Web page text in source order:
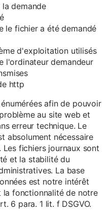
demande
le fichier a été demandé
d'exploitation utilisés
l'ordinateur demandeur
http
afin de pouvoir
au site web et
erreur technique. Le
absolument nécessaire
fichiers journaux sont
et la stabilité du
La base
est notre intérêt
fonctionnalité de notre
6 para. 1 lit. f DSGVO.